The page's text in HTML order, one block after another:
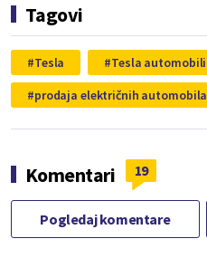
Tagovi
Tesla Tesla automobili
prodaja električnih automobila
Komentari 19
Pogledaj komentare